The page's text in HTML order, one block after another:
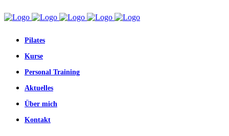
Pilates
Kurse
Personal Training
Aktuelles
Über mich
Kontakt